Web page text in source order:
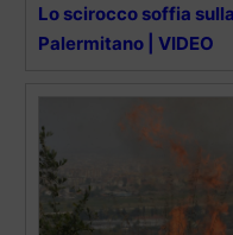
Lo scirocco soffia
Palermitano | VIDEO